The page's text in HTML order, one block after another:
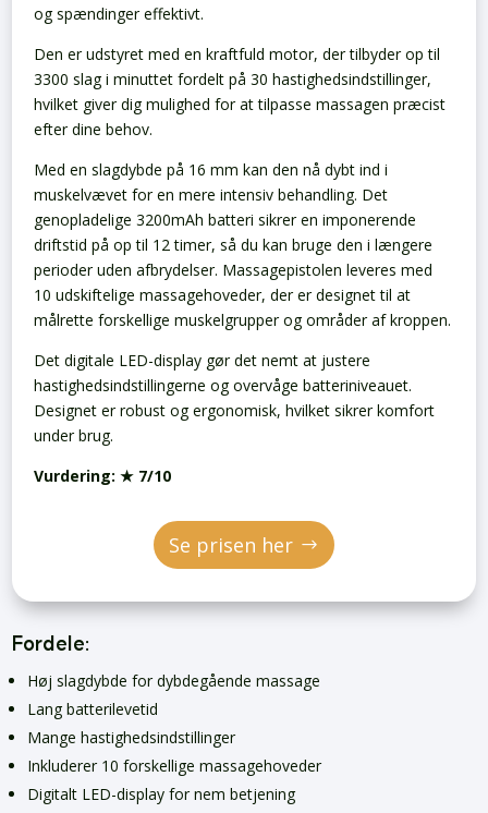
og spændinger effektivt.
Den er udstyret med en kraftfuld motor, der tilbyder op til
3300 slag i minuttet fordelt på 30 hastighedsindstillinger,
hvilket giver dig mulighed for at tilpasse massagen præcist
efter dine behov.
Med en slagdybde på 16 mm kan den nå dybt ind i
muskelvævet for en mere intensiv behandling. Det
genopladelige 3200mAh batteri sikrer en imponerende
driftstid på op til 12 timer, så du kan bruge den i længere
perioder uden afbrydelser. Massagepistolen leveres med
10 udskiftelige massagehoveder, der er designet til at
målrette forskellige muskelgrupper og områder af kroppen.
Det digitale LED-display gør det nemt at justere
hastighedsindstillingerne og overvåge batteriniveauet.
Designet er robust og ergonomisk, hvilket sikrer komfort
under brug.
Vurdering: ★ 7/10
Se prisen her
Fordele:
Høj slagdybde for dybdegående massage
Lang batterilevetid
Mange hastighedsindstillinger
Inkluderer 10 forskellige massagehoveder
Digitalt LED-display for nem betjening